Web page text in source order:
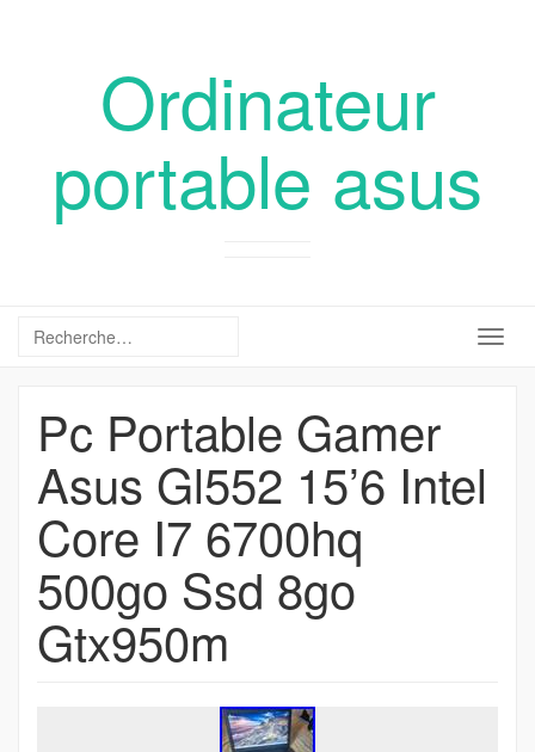
Ordinateur
portable asus
Pc Portable Gamer
Asus Gl552 15’6 Intel
Core I7 6700hq
500go Ssd 8go
Gtx950m